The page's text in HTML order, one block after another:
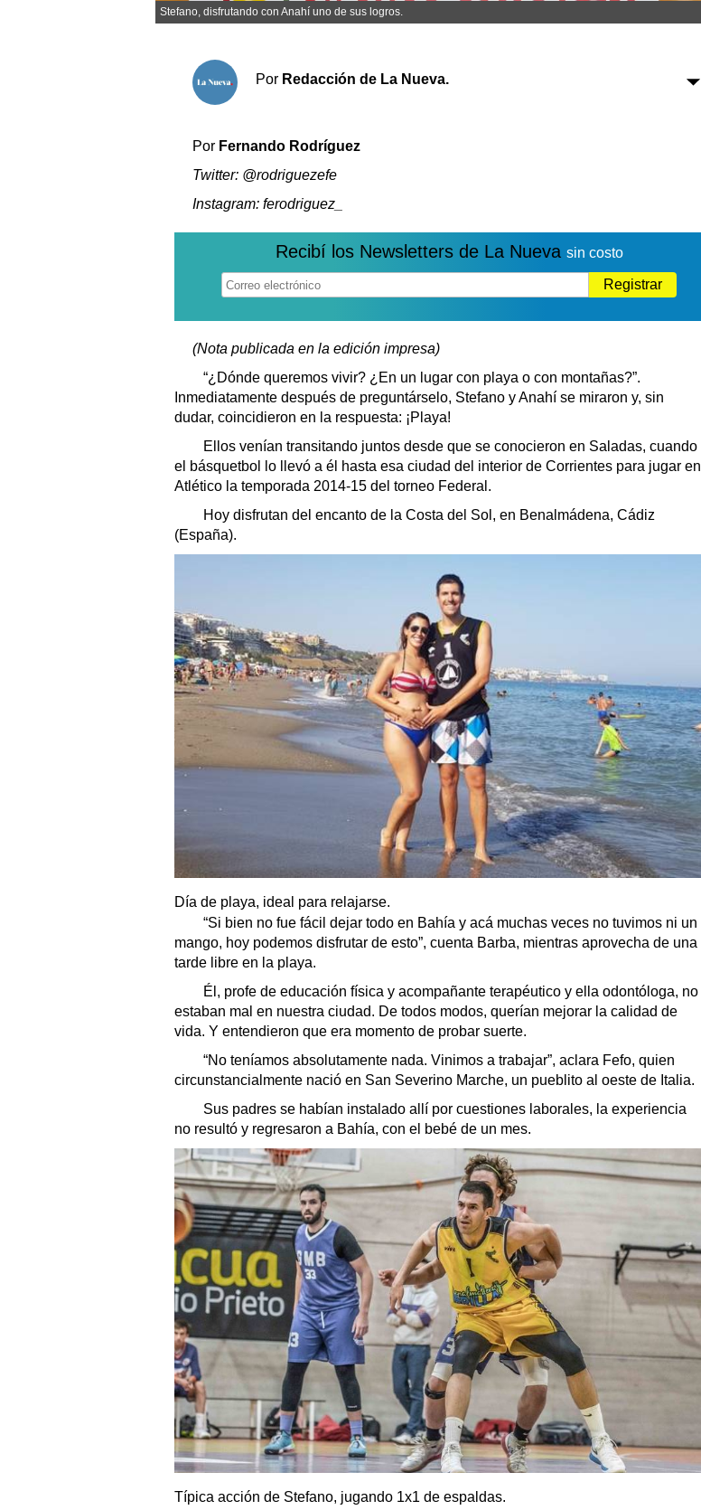
Clasificados
Suplementos
Servicios
Teléfonos de urgencia
Stefano, disfrutando con Anahí uno de sus logros.
Por Redacción de La Nueva.
Por Fernando Rodríguez
Twitter: @rodriguezefe
Instagram: ferodriguez_
Recibí los Newsletters de La Nueva sin costo
Registrar
(Nota publicada en la edición impresa)
“¿Dónde queremos vivir? ¿En un lugar con playa o con montañas?”.
Inmediatamente después de preguntárselo, Stefano y Anahí se miraron y, sin
dudar, coincidieron en la respuesta: ¡Playa!
Ellos venían transitando juntos desde que se conocieron en Saladas, cuando
el básquetbol lo llevó a él hasta esa ciudad del interior de Corrientes para jugar en
Atlético la temporada 2014-15 del torneo Federal.
Hoy disfrutan del encanto de la Costa del Sol, en Benalmádena, Cádiz
(España).
Día de playa, ideal para relajarse.
“Si bien no fue fácil dejar todo en Bahía y acá muchas veces no tuvimos ni un
mango, hoy podemos disfrutar de esto”, cuenta Barba, mientras aprovecha de una
tarde libre en la playa.
Él, profe de educación física y acompañante terapéutico y ella odontóloga, no
estaban mal en nuestra ciudad. De todos modos, querían mejorar la calidad de
vida. Y entendieron que era momento de probar suerte.
“No teníamos absolutamente nada. Vinimos a trabajar”, aclara Fefo, quien
circunstancialmente nació en San Severino Marche, un pueblito al oeste de Italia.
Sus padres se habían instalado allí por cuestiones laborales, la experiencia
no resultó y regresaron a Bahía, con el bebé de un mes.
Típica acción de Stefano, jugando 1x1 de espaldas.